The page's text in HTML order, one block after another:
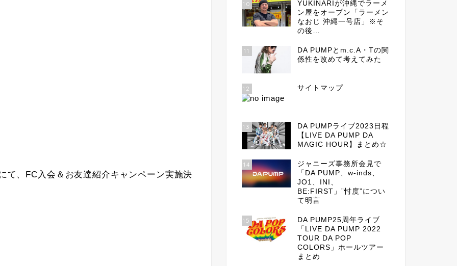
て、FC入会＆お友達紹介キャンペーン実施決
10
YUKINARIが沖縄でラーメ
ン屋をオープン「ラーメン
なおじ 沖縄一号店」※そ
の後…
11
DA PUMPとm.c.A・Tの関
係性を改めて考えてみた
12 サイトマップ
13
DA PUMPライブ2023日程
【LIVE DA PUMP DA
MAGIC HOUR】まとめ☆
14
ジャニーズ事務所会見で
「DA PUMP、w-inds、
JO1、INI、
BE:FIRST」”忖度”につい
て明言
15
DA PUMP25周年ライブ
「LIVE DA PUMP 2022
TOUR DA POP
COLORS」ホールツアー
まとめ